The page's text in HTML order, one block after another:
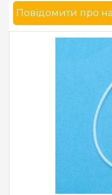
Повідомити про
Бренд